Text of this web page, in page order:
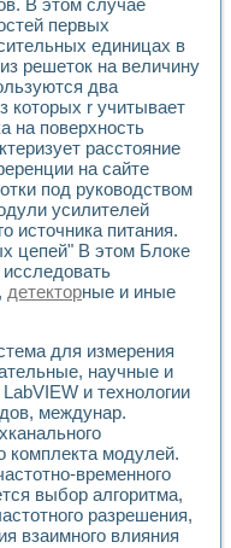
путем
и защиты ускорителя
процессом
газовой среды специальной
обеспечения с
NATIONAL INSTRUMENTS
термотрансферной
исследований на базе
для исследова¬ния
переходных процессов
переходных
сварных швов на базе
применением
и эффективности систем
стенда по измерению
комплексы для
нелинейных
приборов в процесе
WORKBENCH-
дисциплине «Цифровые
ИНС на основе LabVIEW
основам теории коммутации
для создания
В этом случае
первых
единицах в
решеток на величину
два
которых r учитывает
на поверхность
расстояние
на сайте
под руководством
усилителей
источника питания.
цепей" В этом Блоке
детекторные и иные
для измерения
научные и
и технологии
междунар.
комплекта модулей.
временного
выбор алгоритма,
разрешения,
взаимного влияния